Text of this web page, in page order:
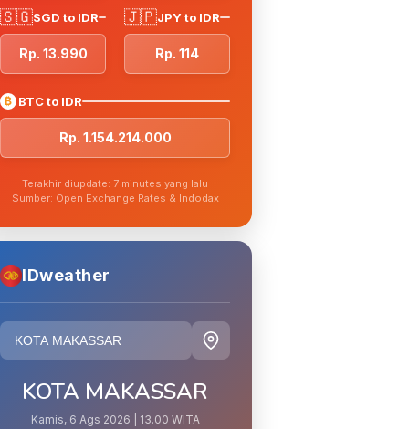
🇸🇬SGD to IDR
Rp. 13.990
🇯🇵JPY to IDR
Rp. 114
₿ BTC to IDR
Rp. 1.154.214.000
Terakhir diupdate: 7 minutes yang lalu
Sumber: Open Exchange Rates & Indodax
IDweather
KOTA MAKASSAR
Kamis, 6 Ags 2026 | 13.00 WITA